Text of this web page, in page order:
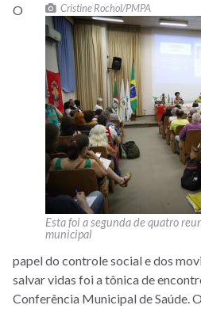
Cristine Rochol/PMPA
Esta foi a segunda de quatro
municipal
O
papel do controle social e dos
salvar vidas foi a tônica de
Conferência Municipal de Saúde.